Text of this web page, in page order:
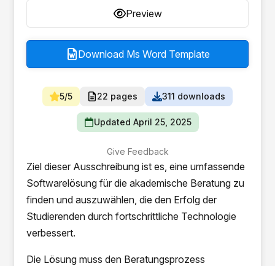
Preview
Download Ms Word Template
5/5 22 pages 311 downloads
Updated April 25, 2025
Give Feedback
Ziel dieser Ausschreibung ist es, eine umfassende
Softwarelösung für die akademische Beratung zu
finden und auszuwählen, die den Erfolg der
Studierenden durch fortschrittliche Technologie
verbessert.
Die Lösung muss den Beratungsprozess